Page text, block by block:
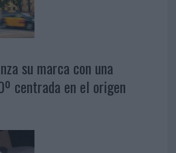
su marca con una
centrada en el origen